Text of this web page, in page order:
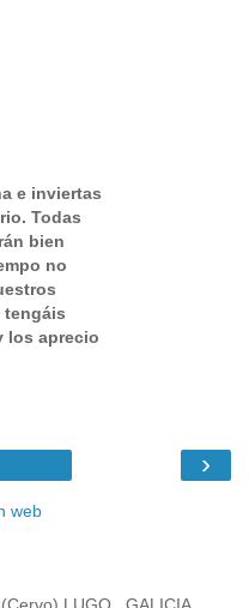
e inviertas
Todas
bien
no
tengáis
los aprecio
›
web